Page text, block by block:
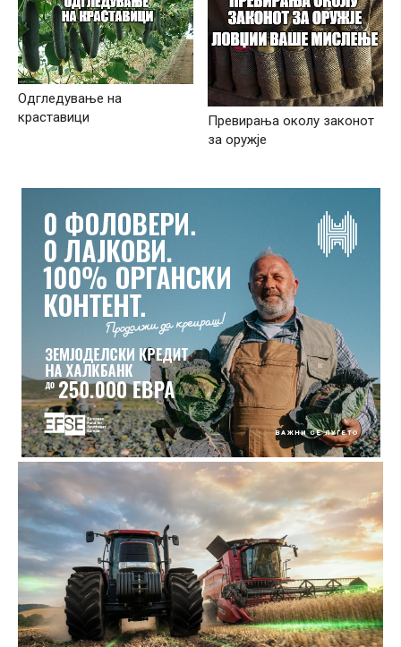
Одгледување на
краставици
Превирања околу законот
за оружје